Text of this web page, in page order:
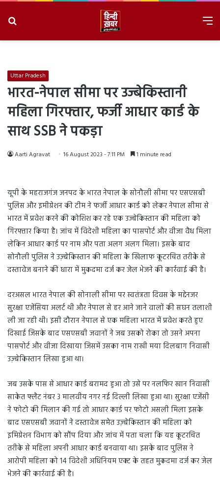
Uttar Pradesh
भारत-नेपाल सीमा पर उज्बेकिस्तानी
महिला गिरफ्तार, फर्जी आधार कार्ड के
साथ SSB ने पकड़ा
Aarti Agravat 16 August 2023 - 7:11 PM 1 minute read
यूपी के महराजगंज जनपद के भारत नेपाल के सोनौली सीमा पर एसएसबी
पुलिस और इमीग्रेशन की टीम ने फर्जी आधार कार्ड को लेकर नेपाल सीमा से
भारत में प्रवेश करने की कोशिश कर रहे एक उज्बेकिस्तान की महिला को
गिरफ्तार किया है। जांच में विदेशी महिला का पासपोर्ट और वीजा वैध मिला
लेकिन आधार कार्ड पर नाम और पता अलग अलग मिला। इसके बाद
सोनौली पुलिस ने उज़्बेकिस्तान की महिला के खिलाफ कूटरचित तरीके से
दस्तावेज बनाने की धारा में मुकदमा दर्ज कर जेल भेजने की कार्रवाई की है।
दरअसल भारत नेपाल की सोनाली सीमा पर स्वतंत्रता दिवस के मद्देनजर
सुरक्षा एजेंसिया अलर्ट थी और नेपाल से हर आने जाने वालों की सघन तलाशी
ली जा रही थी। इसी दौरान नेपाल से एक महिला भारत में प्रवेश करते हुए
दिखाई जिसके बाद एसएसबी जवानों ने जब उसको रोका तो उसने अपना
पासपोर्ट और वीजा दिखाया जिसमें उसका नाम राखी मया दिलबाग निवासी
उज़्बेकिस्तान लिखा हुआ था।
जब उसके पास से आधार कार्ड बरामद हुआ तो उसे पर नलफिर खान निवासी
साकेत फ्लैट नंबर 3 मालवीय नगर नई दिल्ली लिखा हुआ था। सुरक्षा एजेंसी
ने फोटो की मिलान की गई तो आधार कार्ड पर फोटो असली मिला इसके
बाद एसएसबी जवानों ने दस्तावेज समेत उज़्बेकिस्तान की महिला को
इमिग्रेशन विभाग को सौंप दिया और जांच में पता चला कि यह कूटरचित
तरीके से महिला अपनी आधार कार्ड बनवाया था। इसके बाद पुलिस ने
आरोपी महिला को 14 विदेशी अधिनियम एक्ट के तहत मुकदमा दर्ज कर जेल
भेजने की कार्रवाई की है।